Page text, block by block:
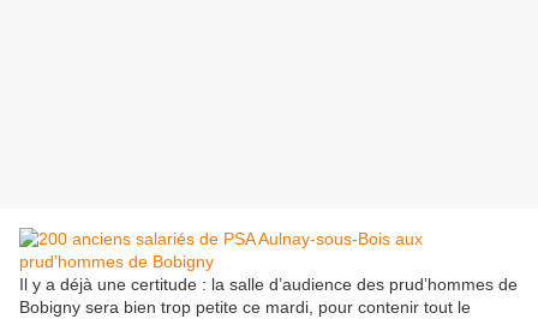
Il y a déjà une certitude : la salle d’audience des prud’hommes de
Bobigny sera bien trop petite ce mardi, pour contenir tout le